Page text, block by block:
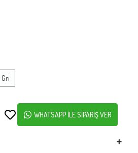
Gri
WHATSAPP İLE SİPARİŞ VER